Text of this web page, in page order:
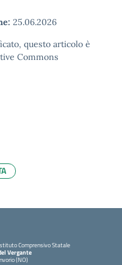
25.06.2026
questo articolo è
Commons
Comprensivo Statale
Vergante
(NO)